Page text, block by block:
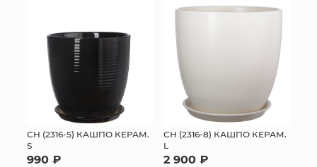
СН (2316-5) КАШПО КЕРАМ.
S
990 ₽
СН (2316-8) КАШПО КЕРАМ.
L
2 900 ₽